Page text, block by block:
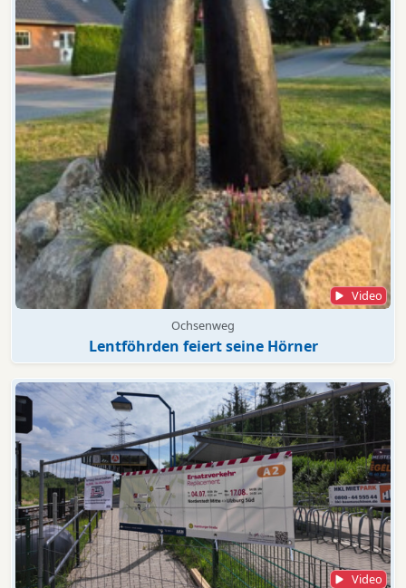
Video
Ochsenweg
Lentföhrden feiert seine Hörner
Video